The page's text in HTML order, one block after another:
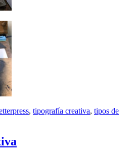
, tipografía creativa, tipos de